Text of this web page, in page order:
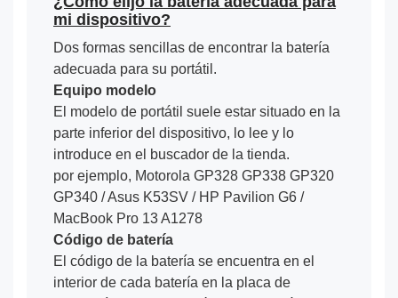
mi dispositivo?
Dos formas sencillas de encontrar la batería
adecuada para su portátil.
Equipo modelo
El modelo de portátil suele estar situado en la
parte inferior del dispositivo, lo lee y lo
introduce en el buscador de la tienda.
por ejemplo, Motorola GP328 GP338 GP320
GP340 / Asus K53SV / HP Pavilion G6 /
MacBook Pro 13 A1278
Código de batería
El código de la batería se encuentra en el
interior de cada batería en la placa de